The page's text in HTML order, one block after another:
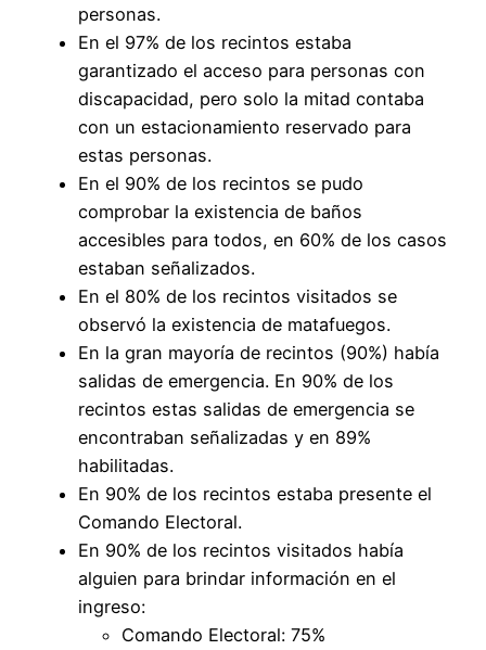
personas.
En el 97% de los recintos estaba
garantizado el acceso para personas con
discapacidad, pero solo la mitad contaba
con un estacionamiento reservado para
estas personas.
En el 90% de los recintos se pudo
comprobar la existencia de baños
accesibles para todos, en 60% de los casos
estaban señalizados.
En el 80% de los recintos visitados se
observó la existencia de matafuegos.
En la gran mayoría de recintos (90%) había
salidas de emergencia. En 90% de los
recintos estas salidas de emergencia se
encontraban señalizadas y en 89%
habilitadas.
En 90% de los recintos estaba presente el
Comando Electoral.
En 90% de los recintos visitados había
alguien para brindar información en el
ingreso:
Comando Electoral: 75%